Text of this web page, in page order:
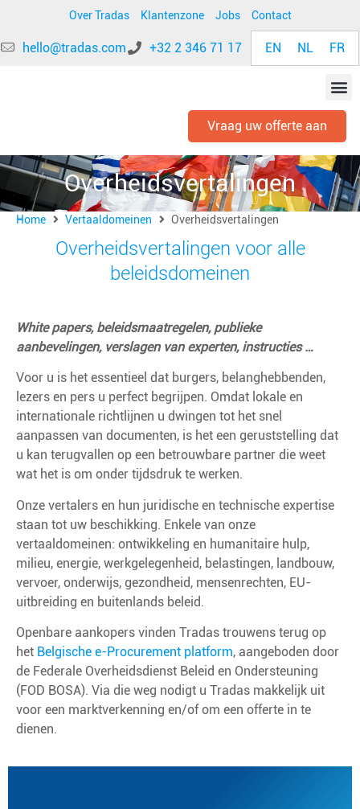
Over Tradas Klantenzone Jobs Contact
hello@tradas.com +32 2 346 71 17 EN NL FR
Vraag uw offerte aan
Overheidsvertalingen
Home Vertaaldomeinen Overheidsvertalingen
Overheidsvertalingen voor alle
beleidsdomeinen
White papers, beleidsmaatregelen, publieke
aanbevelingen, verslagen van experten, instructies…
Voor u is het essentieel dat burgers, belanghebbenden,
lezers en pers u perfect begrijpen. Omdat lokale en
internationale richtlijnen u dwingen tot het snel
aanpassen van documenten, is het een geruststelling dat
u kan terugvallen op een betrouwbare partner die weet
wat het is om onder tijdsdruk te werken.
Onze vertalers en hun juridische en technische expertise
staan tot uw beschikking. Enkele van onze
vertaaldomeinen: ontwikkeling en humanitaire hulp,
milieu, energie, werkgelegenheid, belastingen, landbouw,
vervoer, onderwijs, gezondheid, mensenrechten, EU-
uitbreiding en buitenlands beleid.
Openbare aankopers vinden Tradas trouwens terug op
het Belgische e-Procurement platform, aangeboden door
de Federale Overheidsdienst Beleid en Ondersteuning
(FOD BOSA). Via die weg nodigt u Tradas makkelijk uit
voor een marktverkenning en/of om een offerte in te
dienen.